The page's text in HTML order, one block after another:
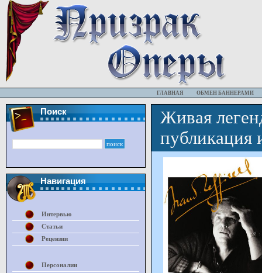
ГЛАВНАЯ ОБМЕН БАННЕРАМИ
Живая
публикация
Поиск
Навигация
Интервью
Статьи
Рецензии
Персоналии